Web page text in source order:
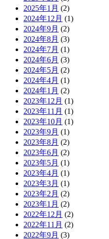
2025年1月 (2)
2024年12月 (1)
2024年9月 (2)
2024年8月 (3)
2024年7月 (1)
2024年6月 (3)
2024年5月 (2)
2024年4月 (1)
2024年1月 (2)
2023年12月 (1)
2023年11月 (1)
2023年10月 (1)
2023年9月 (1)
2023年8月 (2)
2023年6月 (2)
2023年5月 (1)
2023年4月 (1)
2023年3月 (1)
2023年2月 (2)
2023年1月 (2)
2022年12月 (2)
2022年11月 (2)
2022年9月 (3)